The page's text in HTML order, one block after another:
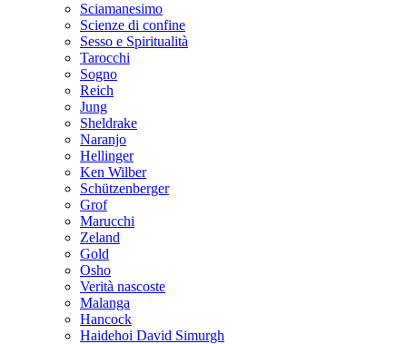
Sciamanesimo
Scienze di confine
Sesso e Spiritualità
Tarocchi
Sogno
Reich
Jung
Sheldrake
Naranjo
Hellinger
Ken Wilber
Schützenberger
Grof
Marucchi
Zeland
Gold
Osho
Verità nascoste
Malanga
Hancock
Haidehoi David Simurgh